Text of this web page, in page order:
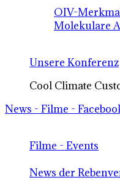
OIV-
Molekulare
Unsere Konferenz
Cool Climate
News - Filme -
Filme - Events
News der